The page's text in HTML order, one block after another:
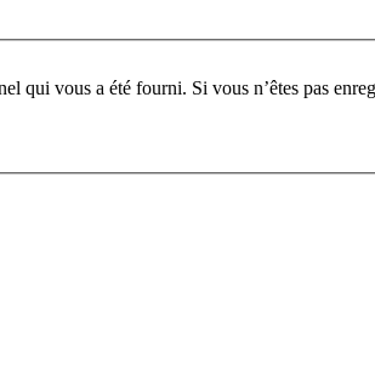
Pour participer à ce forum, vous devez vous enregistrer au préalable. Merci d’indiquer ci-dessous